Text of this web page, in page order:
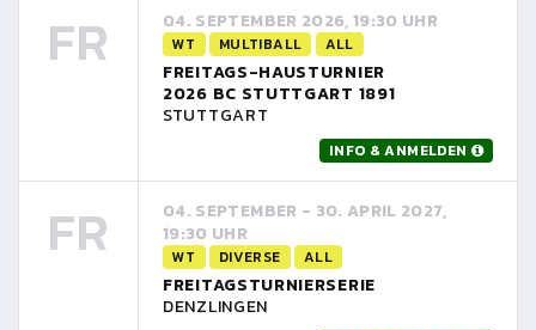
FR 04. SEPTEMBER 2026, 19:30 UHR
WT MULTIBALL ALL
FREITAGS-HAUSTURNIER
2026 BC STUTTGART 1891
STUTTGART
INFO & ANMELDEN
FR
04. SEPTEMBER - 30. APRIL 2027,
19:30 UHR
WT DIVERSE ALL
FREITAGSTURNIERSERIE
DENZLINGEN